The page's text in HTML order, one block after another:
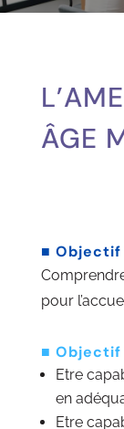
ÂGE
■ Objectif
pour
■ Objectif
Etre
en
Etre